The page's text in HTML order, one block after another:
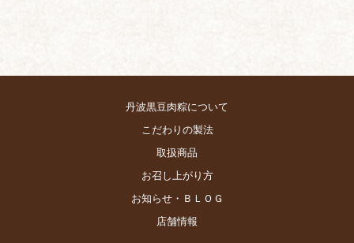
丹波黒豆肉粽について
こだわりの製法
取扱商品
お召し上がり方
お知らせ・ＢＬＯＧ
店舗情報